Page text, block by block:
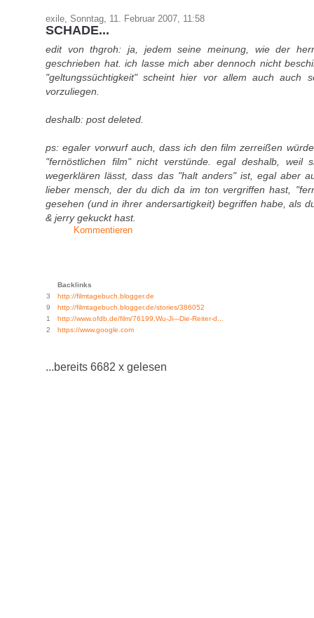
exile, Sonntag, 11. Februar 2007, 11:58
SCHADE...
edit von thgroh: ja, jedem seine meinung, wie der
geschrieben hat. ich lasse mich aber dennoch nicht
"geltungssüchtigkeit" scheint hier vor allem auch auch
vorzuliegen.
deshalb: post deleted.
ps: egaler vorwurf auch, dass ich den film zerreißen
"fernöstlichen film" nicht verstünde. egal deshalb, weil
wegerklären lässt, dass das "halt anders" ist, egal aber
lieber mensch, der du dich da im ton vergriffen hast,
gesehen (und in ihrer andersartigkeit) begriffen habe, als
& jerry gekuckt hast.
Kommentieren
Backlinks
3
http://filmtagebuch.blogger.de
9
http://filmtagebuch.blogger.de/stories/386052
1
http://www.ofdb.de/film/76199,Wu-Ji---Die-Reiter-d...
2
https://www.google.com
...bereits 6682 x gelesen